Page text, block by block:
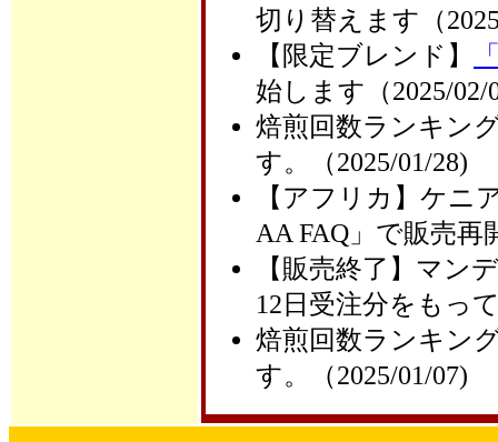
切り替えます（
【限定ブレンド】
始します（2025/02/
焙煎回数ランキン
す。（2025/01/28)
【アフリカ】ケニ
AA FAQ」で販売再
【販売終了】マン
12日受注分をもっ
焙煎回数ランキン
す。（2025/01/07)